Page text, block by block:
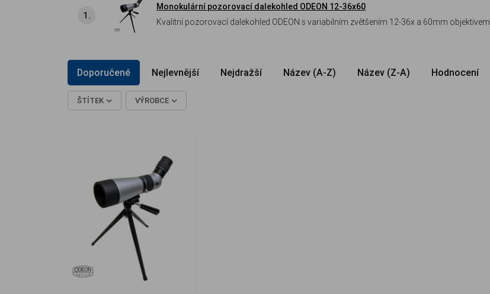
1.
Monokulární pozorovací dalekohled ODEON 12-36x60
Kvalitní pozorovací dalekohled ODEON s variabilním zvětšením 12-36x a 60mm objektivem. Nabízí skvělý poměr
Doporučené Nejlevnější Nejdražší Název (A-Z) Název (Z-A) Hodnocení
ŠTÍTEK VÝROBCE